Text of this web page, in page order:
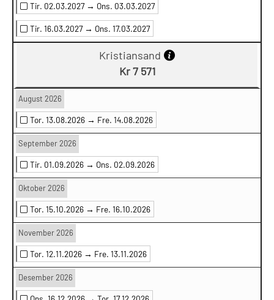
Tir. 02.03.2027 → Ons. 03.03.2027
Tir. 16.03.2027 → Ons. 17.03.2027
Kristiansand
Kr 7 571
August 2026
Tor. 13.08.2026 → Fre. 14.08.2026
September 2026
Tir. 01.09.2026 → Ons. 02.09.2026
Oktober 2026
Tor. 15.10.2026 → Fre. 16.10.2026
November 2026
Tor. 12.11.2026 → Fre. 13.11.2026
Desember 2026